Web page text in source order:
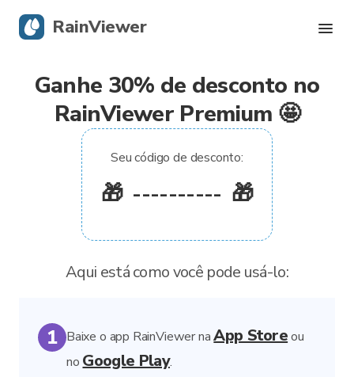
Ganhe 30% de desconto no
RainViewer Premium 🤩
Seu código de desconto:
🎁 ---------- 🎁
Aqui está como você pode usá-lo:
Baixe o app RainViewer naApp Storeou
no Google Play.
RainViewer
Radar Ao Vivo
Rastreamento de Furacões
Alertas Severos
Obtenha o aplicativo